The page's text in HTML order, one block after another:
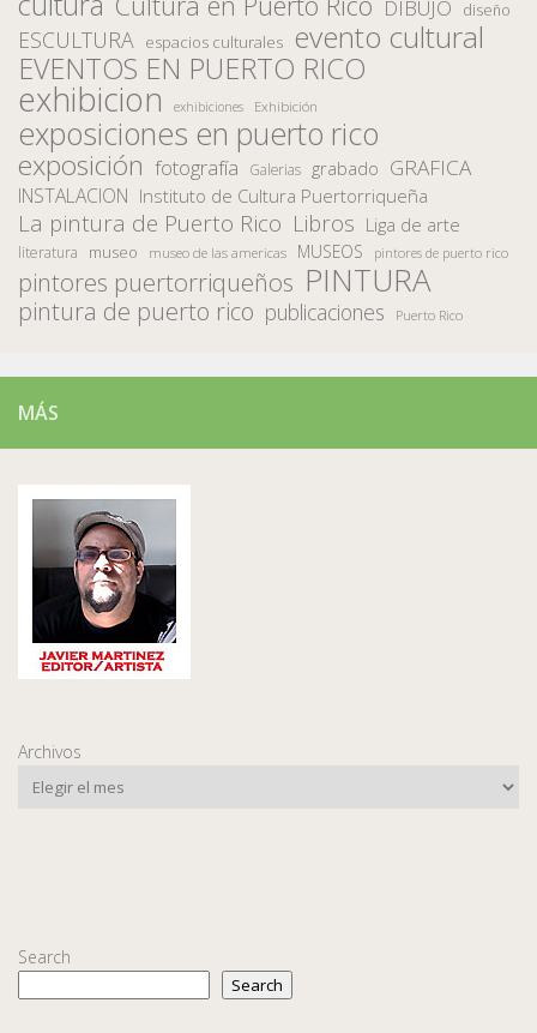
DIBUJO diseño
ESCULTURA espacios culturales evento cultural
EVENTOS EN PUERTO RICO
exhibicion exhibiciones Exhibición
exposiciones en puerto rico
exposición fotografía Galerias grabado GRAFICA
INSTALACION Instituto de Cultura Puertorriqueña
La pintura de Puerto Rico Libros Liga de arte
literatura museo museo de las americas MUSEOS pintores de puerto rico
pintores puertorriqueños PINTURA
pintura de puerto rico publicaciones Puerto Rico
MÁS
Archivos
Search
Search